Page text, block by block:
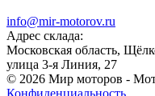
info@mir-motorov.ru
Адрес склада:
Московская область,
улица 3-я Линия, 27
© 2026 Мир моторов -
Конфиденциальность